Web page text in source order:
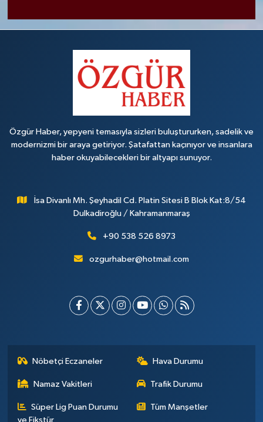
Özgür Haber, yepyeni temasıyla sizleri buluştururken, sadelik ve
modernizmi bir araya getiriyor. Şatafattan kaçınıyor ve insanlara
haber okuyabilecekleri bir altyapı sunuyor.
İsa Divanlı Mh. Şeyhadil Cd. Platin Sitesi B Blok Kat:8/54
Dulkadiroğlu / Kahramanmaraş
+90 538 526 8973
ozgurhaber@hotmail.com
Nöbetçi Eczaneler Hava Durumu
Namaz Vakitleri Trafik Durumu
Süper Lig Puan Durumu
ve Fikstür
Tüm Manşetler